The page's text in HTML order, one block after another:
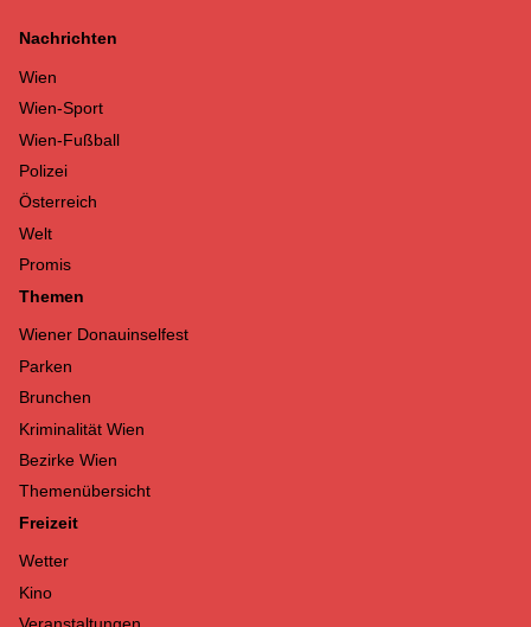
Nachrichten
Wien
Wien-Sport
Wien-Fußball
Polizei
Österreich
Welt
Promis
Themen
Wiener Donauinselfest
Parken
Brunchen
Kriminalität Wien
Bezirke Wien
Themenübersicht
Freizeit
Wetter
Kino